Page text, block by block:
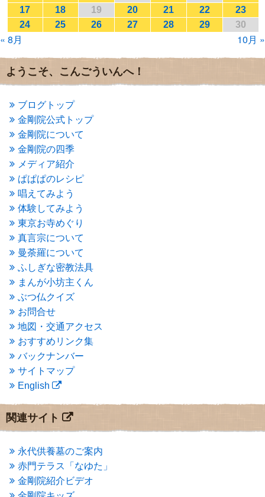
2017年1月(2)
2016年12月(4)
2016年11月(3)
2016年10月
2016年8月
2016年7月
(3)
2016年5月(3)
2016年4月
(4)
2016年3月 (4)
2016年2月 (5)
2016年1月(3)
2015年12月(6)
2015年11月 (4)
2015年10月
(4)
2015年9月(3)
2015年8月(4)
2015年7月(4)
2015年6月(3)
2015年5月(1)
2015年4月(1)
2015年3月 (3)
2015年2月(3)
2015年1月(1)
2014年12月
2014年9月(1)
2014年5月 (1)
2014年4月
2014年1月(1)
2013年11月 (4)
2013年10月
2013年8月
(7)
2013年7月
(7)
2013年5月(13)
2013年4月(1)
2013年3月 (4)
2013年2月(6)
17 18 19 20 21 22
23
24
25 26 27 28 29 30
« 8月 10月 »
ようこそ、こんごういんへ！
ブログトップ
金剛院公式トップ
金剛院について
金剛院の四季
メディア紹介
ぱぱぱのレシピ
唱えてみよう
体験してみよう
東京お寺めぐり
真言宗について
曼荼羅について
ふしぎな密教法具
まんが小坊主くん
ぶつ仏クイズ
お問合せ
地図・交通アクセス
おすすめリンク集
バックナンバー
サイトマップ
English
関連サイト
永代供養墓のご案内
赤門テラス「なゆた」
金剛院紹介ビデオ